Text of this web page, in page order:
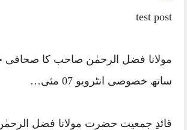
test post
مولانا فضل الرحمٰن صاحب کا صحافی
ساتھ خصوصی انٹرویو 07 مئی…
قائدِ جمعیت حضرت مولانا فضل